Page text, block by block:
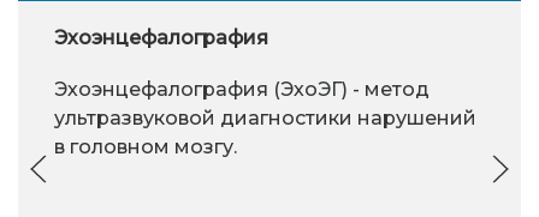
Эхоэнцефалография
Эхоэнцефалография (ЭхоЭГ) - метод
ультразвуковой диагностики нарушений
в головном мозгу.